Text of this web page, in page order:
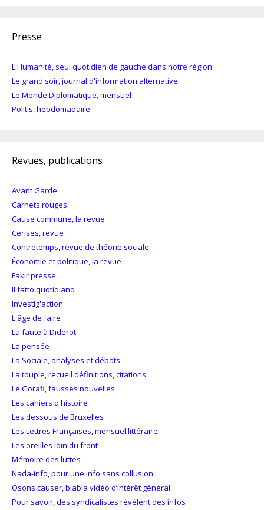
Presse
L'Humanité, seul quotidien de gauche dans notre région
Le grand soir, journal d'information alternative
Le Monde Diplomatique, mensuel
Politis, hebdomadaire
Revues, publications
Avant Garde
Carnets rouges
Cause commune, la revue
Cerises, revue
Contretemps, revue de théorie sociale
Économie et politique, la revue
Fakir presse
Il fatto quotidiano
Investig'action
L'âge de faire
La faute à Diderot
La pensée
La Sociale, analyses et débats
La toupie, recueil définitions, citations
Le Gorafi, fausses nouvelles
Les cahiers d'histoire
Les dessous de Bruxelles
Les Lettres Françaises, mensuel littéraire
Les oreilles loin du front
Mémoire des luttes
Nada-info, pour une info sans collusion
Osons causer, blabla vidéo d’intérêt général
Pour savoir, des syndicalistes révèlent des infos